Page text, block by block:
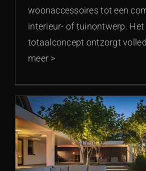
woonaccessoires tot een
interieur- of tuinontwerp. Het
totaalconcept ontzorgt
meer >